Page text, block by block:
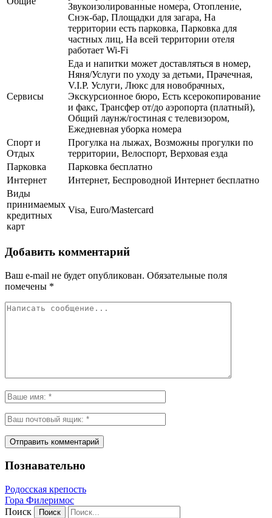
Звукоизолированные номера, Отопление,
Снэк-бар, Площадки для загара, На
территории есть парковка, Парковка для
частных лиц, На всей территории отеля
работает Wi-Fi
Сервисы
Еда и напитки может доставляться в номер,
Няня/Услуги по уходу за детьми, Прачечная,
V.I.P. Услуги, Люкс для новобрачных,
Экскурсионное бюро, Есть ксерокопирование
и факс, Трансфер от/до аэропорта (платный),
Общий лаунж/гостиная с телевизором,
Ежедневная уборка номера
Спорт и
Отдых
Прогулка на лыжах, Возможны прогулки по
территории, Велоспорт, Верховая езда
Парковка
Парковка бесплатно
Интернет
Интернет, Беспроводной Интернет бесплатно
Виды
принимаемых
кредитных
карт
Visa, Euro/Mastercard
Добавить комментарий
Ваш e-mail не будет опубликован. Обязательные поля
помечены *
Познавательно
Родосская крепость
Гора Филеримос
Поиск